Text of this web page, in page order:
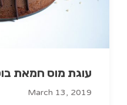
עוגת מוס חמאת
March 13, 2019